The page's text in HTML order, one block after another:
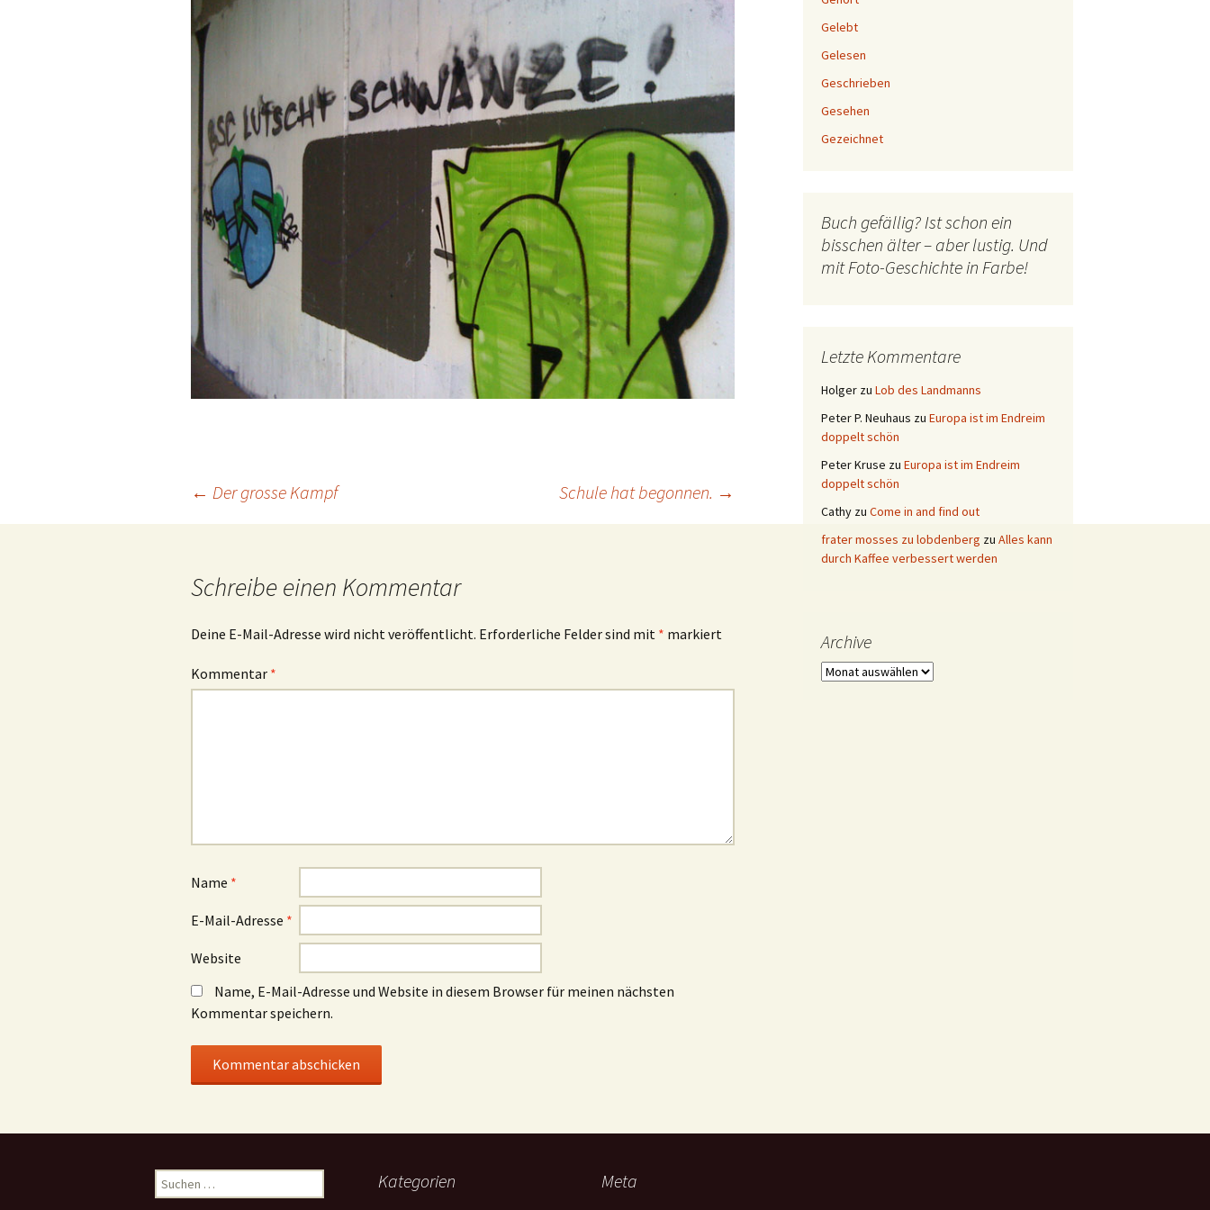
← Der grosse Kampf Schule hat begonnen. →
Schreibe einen Kommentar
Deine E-Mail-Adresse wird nicht veröffentlicht. Erforderliche Felder sind mit * markiert
Kommentar *
Name *
E-Mail-Adresse *
Website
Name, E-Mail-Adresse und Website in diesem Browser für meinen nächsten
Kommentar speichern.
Gelebt
Gelesen
Geschrieben
Gesehen
Gezeichnet
Buch gefällig? Ist schon ein
bisschen älter – aber lustig. Und
mit Foto-Geschichte in Farbe!
Letzte Kommentare
Holger zu Lob des Landmanns
Peter P. Neuhaus zu Europa ist im Endreim
doppelt schön
Peter Kruse zu Europa ist im Endreim
doppelt schön
Cathy zu Come in and find out
frater mosses zu lobdenberg zu Alles kann
durch Kaffee verbessert werden
Archive
Archive
Suchen
nach:
Kategorien Meta